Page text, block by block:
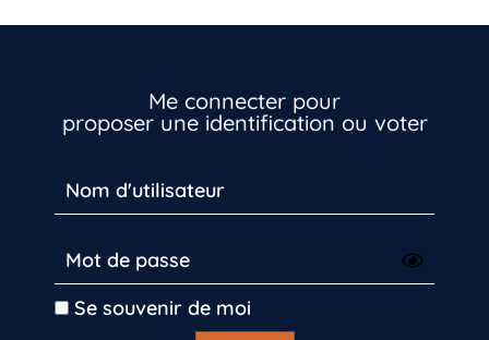
Me connecter pour
proposer une identification ou voter
Se souvenir de moi